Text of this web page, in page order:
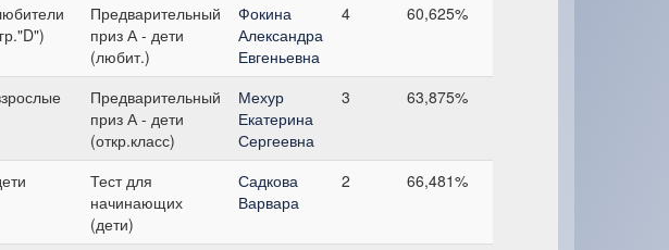
Предварительный
приз А - дети
(любит.)
Фокина
Александра
Евгеньевна
4 60,625%
Предварительный
приз А - дети
(откр.класс)
Мехур
Екатерина
Сергеевна
3 63,875%
Тест для
начинающих
(дети)
Садкова
Варвара
2 66,481%